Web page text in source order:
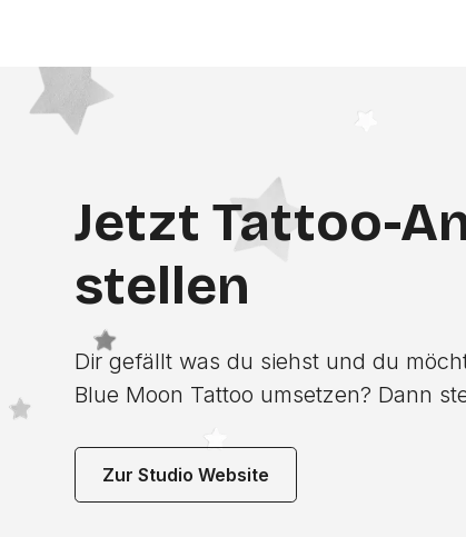
Jetzt Tattoo-
stellen
Dir gefällt was du siehst und du
Blue Moon Tattoo umsetzen? Dann
Zur Studio Website